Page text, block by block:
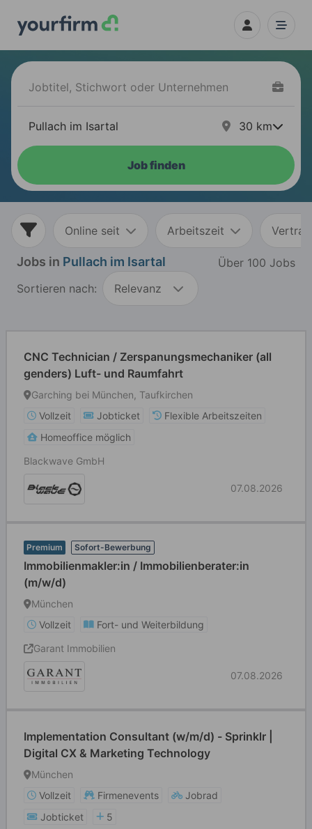
30 km
Job finden
Online seit Arbeitszeit
Jobs in Pullach im Isartal
Über 100 Jobs
Sortieren nach:
Relevanz
CNC Technician / Zerspanungsmechaniker (all
genders) Luft- und Raumfahrt
Garching bei München, Taufkirchen
Vollzeit
Jobticket
Flexible Arbeitszeiten
Homeoffice möglich
Blackwave GmbH
07.08.2026
Premium Sofort-Bewerbung
Immobilienmakler:in / Immobilienberater:in
(m/w/d)
München
Vollzeit
Fort- und Weiterbildung
Garant Immobilien
07.08.2026
Implementation Consultant (w/m/d) - Sprinklr |
Digital CX & Marketing Technology
München
Vollzeit
Firmenevents
Jobrad
Jobticket
5